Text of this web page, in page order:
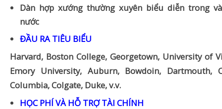
Dàn hợp xướng thường xuyên biểu diễn trong
nước
ĐẦU RA TIÊU BIỂU
Harvard, Boston College, Georgetown, University of
Emory University, Auburn, Bowdoin, Dartmouth,
Columbia, Colgate, Duke, v.v.
HỌC PHÍ VÀ HỖ TRỢ TÀI CHÍNH